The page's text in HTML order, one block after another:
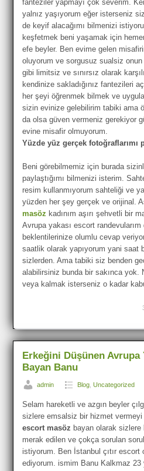
fanteziler yapmayı çok severim.
yalnız yaşıyorum eğer isterseniz
de keyif alacağımı bilmenizi
keşfetmek beni yaşamak için
efe beyler. Ben evime gelen
oluyorum ve sorgusuz sualsiz
gibi limitsiz ve sınırsız olarak
kendinize sakladığınız fantezileri
her şeyi öğrenmek bilmek ve
sizin evinize gelebilirim tabiki ama
da olsa güven vermeniz gerekiyor
evine misafir olmuyorum.
Yüzde yüz gerçek fotoğraflarımı
Beni görebilmemiz için burada
paylaştığımı bilmenizi isterim.
resim kullanmıyorum sahteliği ve
yüzden her şey gerçek ve orijinal.
masöz kadınım aşırı şehvetli bir
Avrupa yakası escort
beklentilerinize olumlu cevap
saatlik olarak yapıyorum yani saat
sizlerden. Ama tabiki siz benden
alabilirsiniz bunda bir sakınca yok.
veya kalmak isterseniz o kadar
Erkeğini Düşünen Avrupa
Bayan Banu
admin Blog ,Uncategorized
Selam hareketli ve azgın beyler
sizlere emsalsiz bir hizmet
escort masöz bayan olarak sizlere
merak edilen ve çokça sorulan
istiyorum. Ben İstanbul çıtır escort
ediyorum. ismim Banu Kalkmaz 23